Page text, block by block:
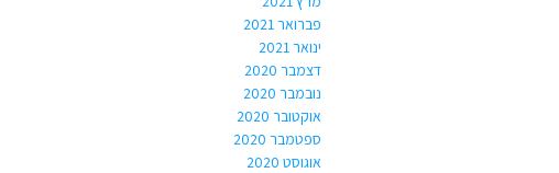
פברואר 2021
ינואר 2021
דצמבר 2020
נובמבר 2020
אוקטובר 2020
ספטמבר 2020
אוגוסט 2020